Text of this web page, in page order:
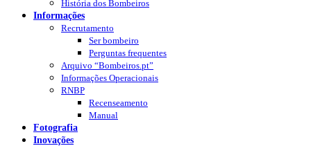
História dos Bombeiros
Informações
Recrutamento
Ser bombeiro
Perguntas frequentes
Arquivo “Bombeiros.pt”
Informações Operacionais
RNBP
Recenseamento
Manual
Fotografia
Inovações